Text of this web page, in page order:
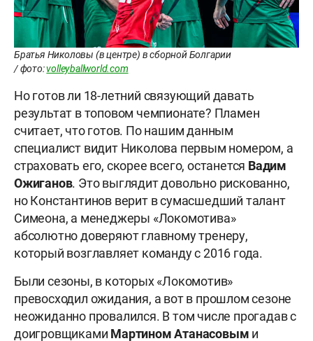
Братья Николовы (в центре) в сборной Болгарии
/ фото:volleyballworld.com
Но готов ли 18-летний связующий давать
результат в топовом чемпионате? Пламен
считает, что готов. По нашим данным
специалист видит Николова первым номером, а
страховать его, скорее всего, останется Вадим
Ожиганов. Это выглядит довольно рискованно,
но Константинов верит в сумасшедший талант
Симеона, а менеджеры «Локомотива»
абсолютно доверяют главному тренеру,
который возглавляет команду с 2016 года.
Были сезоны, в которых «Локомотив»
превосходил ожидания, а вот в прошлом сезоне
неожиданно провалился. В том числе прогадав с
доигровщиками Мартином Атанасовым и